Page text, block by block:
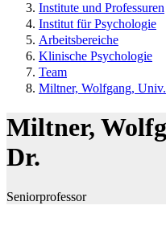
Institute und Professuren
Institut für Psychologie
Arbeitsbereiche
Klinische Psychologie
Team
Miltner, Wolfgang,
Miltner,
Dr.
Seniorprofessor